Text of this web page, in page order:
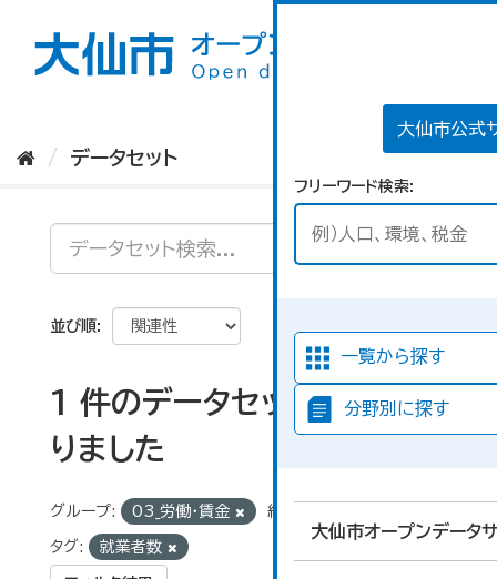
大仙市公式
フリーワード検索
一覧から探す
分野別に探す
大仙市オープンデータ
データセット
並び順
1 件のデータセットが見つか
りました
グループ: 03_労働・賃金 組織:
タグ: 就業者数